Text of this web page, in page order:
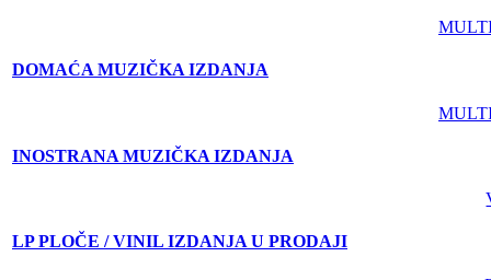
DOMAĆA MUZIČKA IZDANJA
INOSTRANA MUZIČKA IZDANJA
LP PLOČE / VINIL IZDANJA U PRODAJI